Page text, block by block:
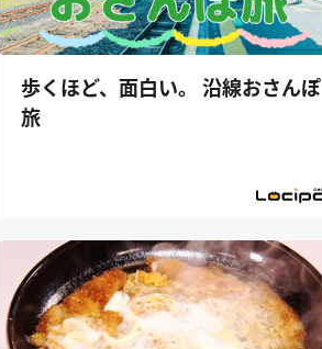
歩くほど、面白い。 沿線おさんぽ
旅